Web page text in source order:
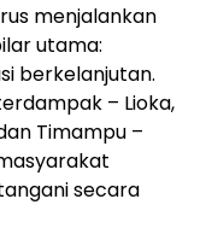
menjalankan
utama:
berkelanjutan.
– Lioka,
Timampu –
secara